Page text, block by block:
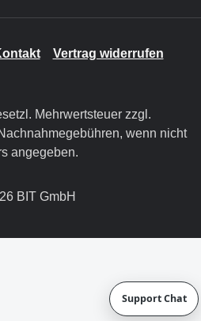
Vertrag widerrufen
Mehrwertsteuer zzgl.
wenn nicht
angegeben.
BIT GmbH
Support Chat